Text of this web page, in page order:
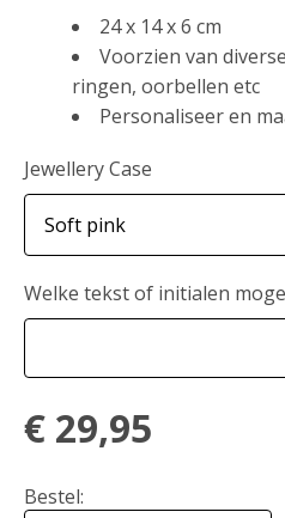
24 x 14 x 6 cm
Voorzien van
ringen, oorbellen etc
Personaliseer en
Jewellery Case
Welke tekst of initialen
€ 29,95
Bestel: